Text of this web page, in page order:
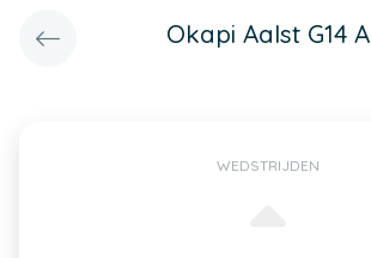
Okapi Aalst G14 A
WEDSTRIJDEN